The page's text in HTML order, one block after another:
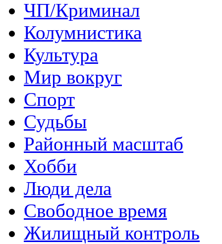
ЧП/Криминал
Колумнистика
Культура
Мир вокруг
Спорт
Судьбы
Районный масштаб
Хобби
Люди дела
Свободное время
Жилищный контроль